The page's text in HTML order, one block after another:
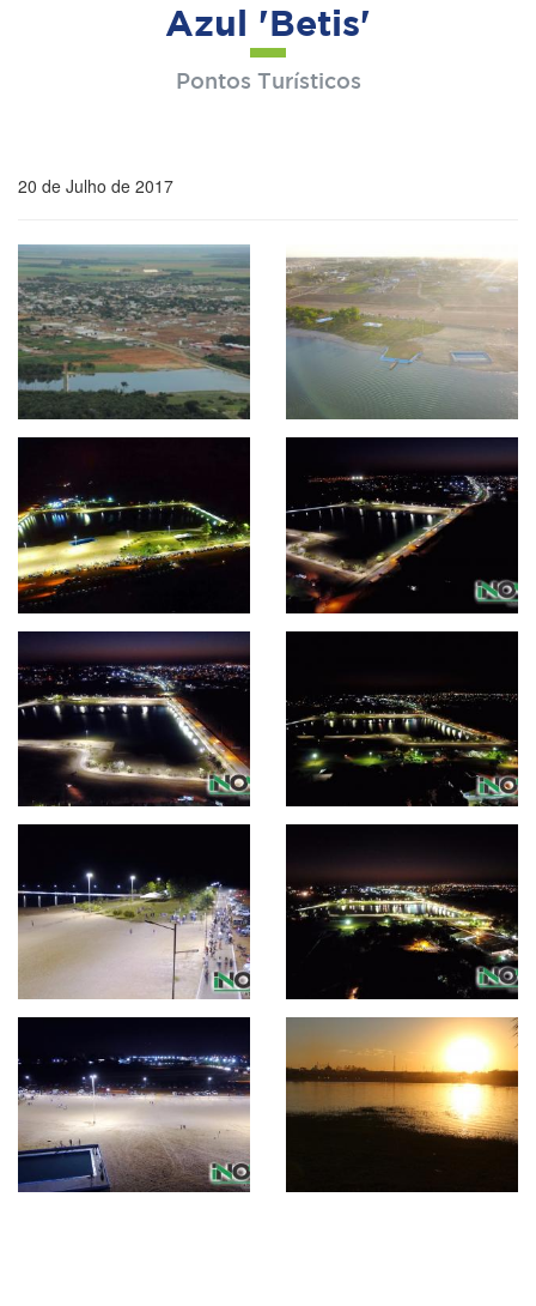
Azul 'Betis'
Pontos Turísticos
20 de Julho de 2017